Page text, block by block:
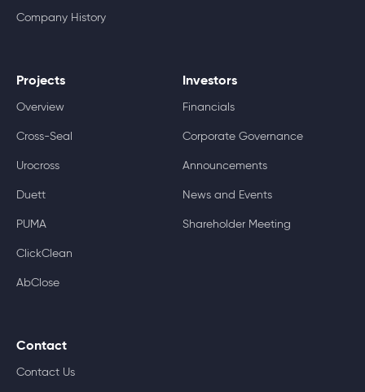
Company History
Projects
Overview
Cross-Seal
Urocross
Duett
PUMA
ClickClean
AbClose
Investors
Financials
Corporate Governance
Announcements
News and Events
Shareholder Meeting
Contact
Contact Us